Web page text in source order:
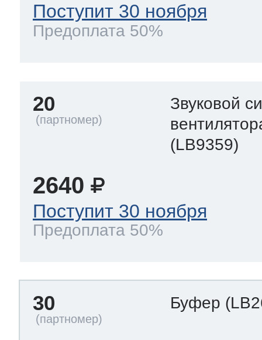
Поступит 30 ноября
Предоплата 50%
20
Звуковой
(LB9359)
2640
Поступит 30 ноября
Предоплата 50%
30 Буфер